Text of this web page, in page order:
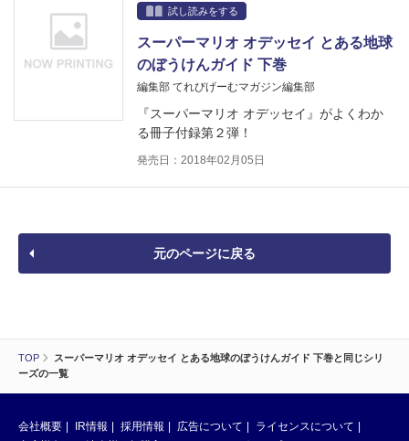
TOP
スーパーマリオ オデッセイ とある地球のぼうけんガイド 下巻と同じシリ
ーズの一覧
試し読みをする
スーパーマリオ オデッセイ とある地球
のぼうけんガイド 下巻
編集部 てれびげーむマガジン編集部
『スーパーマリオ オデッセイ』がよくわか
る冊子付録第２弾！
発売日：2018年02月05日
元のページに戻る
会社概要 IR情報 採用情報 広告について
ライセンスについて